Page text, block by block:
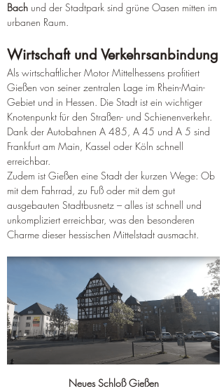
Bach und der Stadtpark sind grüne Oasen mitten im
urbanen Raum.
Wirtschaft und Verkehrsanbindung
Als wirtschaftlicher Motor Mittelhessens profitiert
Gießen von seiner zentralen Lage im Rhein-Main-
Gebiet und in Hessen. Die Stadt ist ein wichtiger
Knotenpunkt für den Straßen- und Schienenverkehr.
Dank der Autobahnen A 485, A 45 und A 5 sind
Frankfurt am Main, Kassel oder Köln schnell
erreichbar.
Zudem ist Gießen eine Stadt der kurzen Wege: Ob
mit dem Fahrrad, zu Fuß oder mit dem gut
ausgebauten Stadtbusnetz – alles ist schnell und
unkompliziert erreichbar, was den besonderen
Charme dieser hessischen Mittelstadt ausmacht.
Neues Schloß Gießen